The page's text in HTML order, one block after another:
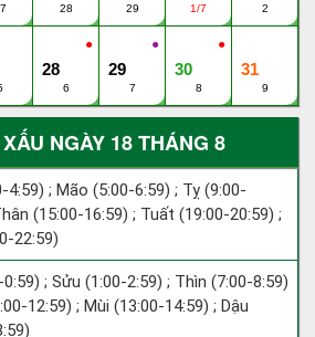
28 29 1/7 2
●
28
6
●
29
7
●
30
8
31
9
NGÀY 18 THÁNG 8
4:59) ; Mão (5:00-6:59) ; Tỵ (9:00-
(15:00-16:59) ; Tuất (19:00-20:59) ;
22:59)
; Sửu (1:00-2:59) ; Thìn (7:00-8:59)
12:59) ; Mùi (13:00-14:59) ; Dậu